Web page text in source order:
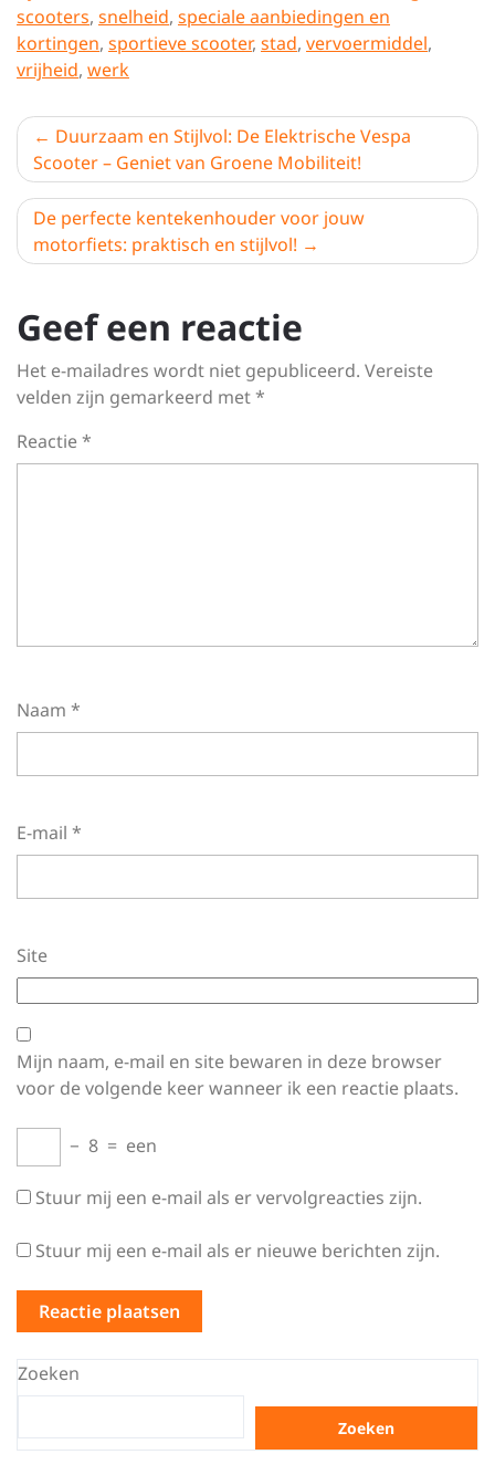
scooters, snelheid, speciale aanbiedingen en
kortingen, sportieve scooter, stad, vervoermiddel,
vrijheid, werk
Berichtnavigatie
Duurzaam en Stijlvol: De Elektrische Vespa
Scooter – Geniet van Groene Mobiliteit!
De perfecte kentekenhouder voor jouw
motorfiets: praktisch en stijlvol!
Geef een reactie
Het e-mailadres wordt niet gepubliceerd. Vereiste
velden zijn gemarkeerd met*
Reactie*
Naam *
E-mail *
Site
Mijn naam, e-mail en site bewaren in deze browser
voor de volgende keer wanneer ik een reactie plaats.
− 8 = een
Stuur mij een e-mail als er vervolgreacties zijn.
Stuur mij een e-mail als er nieuwe berichten zijn.
Zoeken
Zoeken